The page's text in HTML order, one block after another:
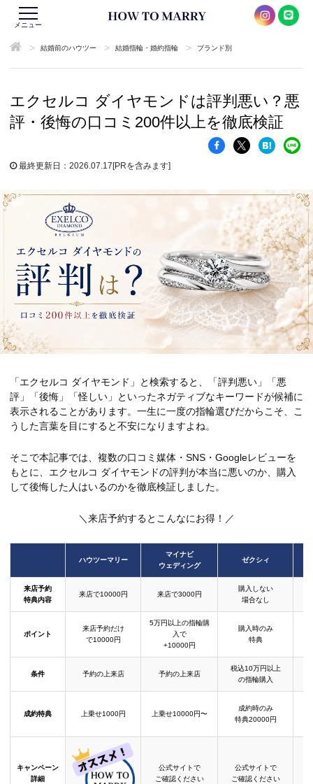
メニュー
> 結婚前のハウツー > 結婚指輪・婚約指輪 > ブランド別
エクセルコ ダイヤモンドは評判悪い？悪
評・後悔の口コミ200件以上を徹底検証
最終更新日：2026.07.17[PRを含みます]
「エクセルコ ダイヤモンド」と検索すると、「評判悪い」「悪
評」「後悔」「怪しい」といったネガティブなキーワードが候補に
表示されることがあります。一生に一度の指輪選びだからこそ、こ
うした言葉を目にすると不安になりますよね。
そこで本記事では、複数の口コミ媒体・SNS・Googleレビューを
もとに、エクセルコ ダイヤモンドの評判が本当に悪いのか、購入
して後悔した人はいるのかを徹底検証しました。
＼来店予約するとこんなにお得！／
ハウツーマリー
マイナビ
ウェディング
ゼクシィ
来店予約
特典内容
来店で10000円 来店で3000円
購入しない
場合なし
ポイント
来店予約だけ
で10000円
5万円以上の指輪購
入で
+10000円
購入時のみ
特典
条件 予約の上来店 予約の上来店
税込10万円以上
の指輪購入
成約特典 上乗せ1000円 上乗せ10000円〜
成約時のみ
特典20000円
キャンペーン
詳細
公式サイトで
ご確認ください
公式サイトで
ご確認ください